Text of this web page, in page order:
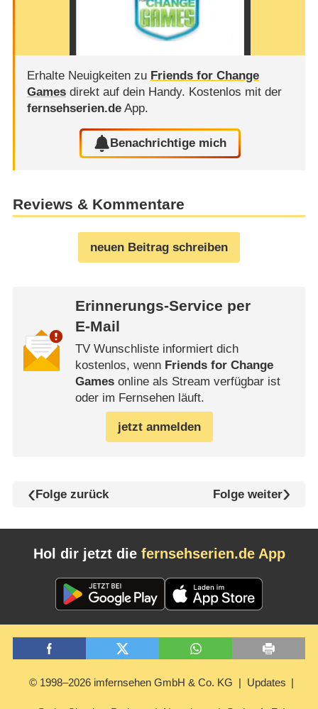
Erhalte Neuigkeiten zu Friends for Change
Gamesdirekt auf dein Handy. Kostenlos mit der
fernsehserien.deApp.
Benachrichtige mich
Reviews & Kommentare
neuen Beitrag schreiben
Erinnerungs-Service per
E-Mail
TV Wunschliste informiert dich
kostenlos, wenn Friends for Change
Gamesonline als Stream verfügbar ist
oder im Fernsehen läuft.
jetzt anmelden
Folge zurück Folge weiter
Hol dir jetzt die fernsehserien.de App
© 1998–2026 imfernsehen GmbH & Co. KG Updates